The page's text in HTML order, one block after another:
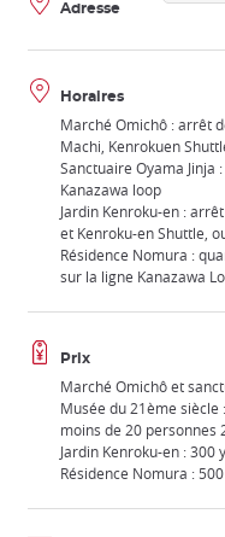
Adresse
Horaires
Marché Omichô : arrêt
Machi, Kenrokuen
Sanctuaire Oyama Jinja
Kanazawa loop
Jardin Kenroku-en :
et Kenroku-en Shuttle,
Résidence Nomura :
sur la ligne Kanazawa
Prix
Marché Omichô et
Musée du 21ème
moins de 20 personnes
Jardin Kenroku-en : 300
Résidence Nomura : 500